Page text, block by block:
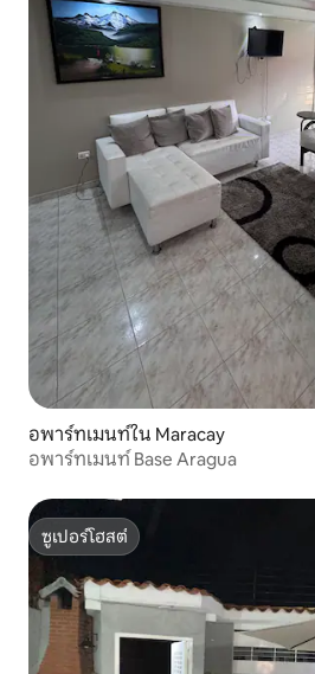
อพาร์ทเมนท์ใน Maracay
อพาร์ทเมนท์ Base Aragua
ซูเปอร์โฮสต์
ซูเปอร์โฮสต์